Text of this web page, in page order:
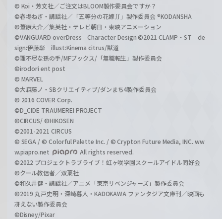
© Koi・芳文社／ご注文はBLOOM製作委員会ですか？
©春場ねぎ・講談社／「五等分の花嫁∬」製作委員会 ®KODANSHA
©葦原大介／集英社・テレビ朝日・東映アニメーション
©VANGUARD overDress Character Design ©2021 CLAMP・ST de
sign:伊藤彰 illust:Kinema citrus/獣道
©理不尽な孫の手/MFブックス/「無職転生」製作委員会
©irodori ent post
© MARVEL
©大森藤ノ・SBクリエイティブ/ダンまち4製作委員会
© 2016 COVER Corp.
©D_CIDE TRAUMEREI PROJECT
©CIRCUS/ ©HIKOSEN
©2001-2021 CIRCUS
© SEGA / © Colorful Palette Inc. / © Crypton Future Media, INC. ww
w.piapro.net
All rights reserved.
©2022 プロジェクトラブライブ！虹ヶ咲学園スクールアイドル同好会
©クール教信者／双葉社
©和久井健・講談社／アニメ「東京リベンジャーズ」製作委員会
©2019 丸戸史明・深崎暮人・KADOKAWA ファンタジア文庫刊／映画も
冴えない製作委員会
©Disney/Pixar